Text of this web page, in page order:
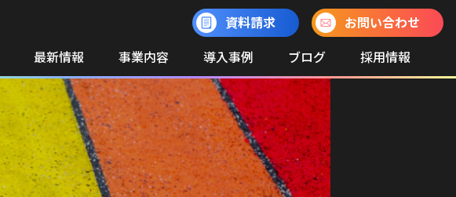
最新情報 事業内容 導入事例 ブログ 採用情報
資料請求 お問い合わせ